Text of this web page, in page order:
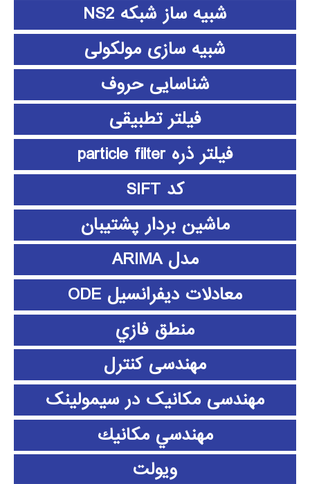
شبیه ساز شبکه NS2
شبیه سازی مولکولی
شناسایی حروف
فیلتر تطبیقی
فیلتر ذره particle filter
کد SIFT
ماشین بردار پشتیبان
مدل ARIMA
معادلات دیفرانسیل ODE
منطق فازي
مهندسی کنترل
مهندسی مکانیک در سیمولینک
مهندسي مكانيك
ویولت